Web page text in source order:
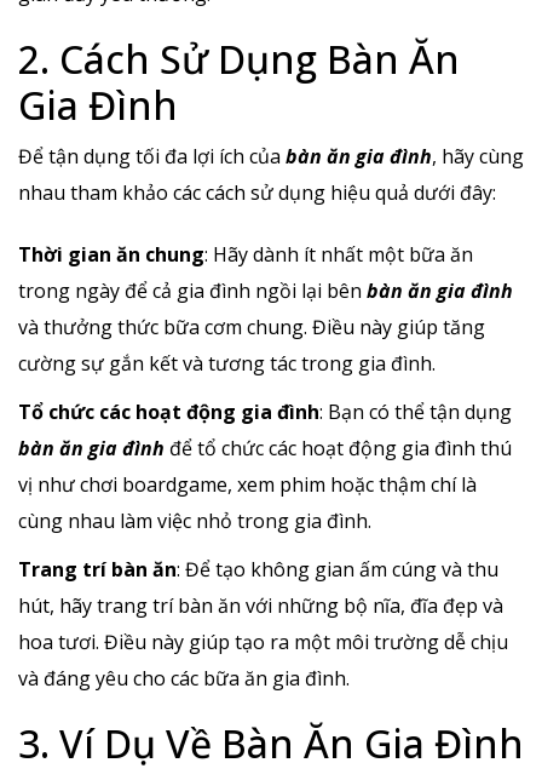
2. Cách Sử Dụng Bàn Ăn
Gia Đình
Để tận dụng tối đa lợi ích của bàn ăn gia đình, hãy cùng
nhau tham khảo các cách sử dụng hiệu quả dưới đây:
Thời gian ăn chung: Hãy dành ít nhất một bữa ăn
trong ngày để cả gia đình ngồi lại bên bàn ăn gia đình
và thưởng thức bữa cơm chung. Điều này giúp tăng
cường sự gắn kết và tương tác trong gia đình.
Tổ chức các hoạt động gia đình: Bạn có thể tận dụng
bàn ăn gia đình để tổ chức các hoạt động gia đình thú
vị như chơi boardgame, xem phim hoặc thậm chí là
cùng nhau làm việc nhỏ trong gia đình.
Trang trí bàn ăn: Để tạo không gian ấm cúng và thu
hút, hãy trang trí bàn ăn với những bộ nĩa, đĩa đẹp và
hoa tươi. Điều này giúp tạo ra một môi trường dễ chịu
và đáng yêu cho các bữa ăn gia đình.
3. Ví Dụ Về Bàn Ăn Gia Đình